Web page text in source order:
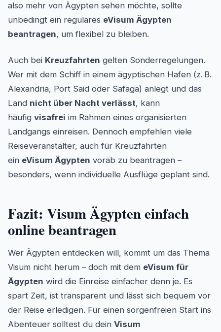
also mehr von Ägypten sehen möchte, sollte
unbedingt ein reguläres eVisum Ägypten
beantragen, um flexibel zu bleiben.
Auch bei Kreuzfahrten gelten Sonderregelungen.
Wer mit dem Schiff in einem ägyptischen Hafen (z. B.
Alexandria, Port Said oder Safaga) anlegt und das
Land nicht über Nacht verlässt, kann
häufig visafrei im Rahmen eines organisierten
Landgangs einreisen. Dennoch empfehlen viele
Reiseveranstalter, auch für Kreuzfahrten
ein eVisum Ägypten vorab zu beantragen –
besonders, wenn individuelle Ausflüge geplant sind.
Fazit: Visum Ägypten einfach
online beantragen
Wer Ägypten entdecken will, kommt um das Thema
Visum nicht herum – doch mit dem eVisum für
Ägypten wird die Einreise einfacher denn je. Es
spart Zeit, ist transparent und lässt sich bequem vor
der Reise erledigen. Für einen sorgenfreien Start ins
Abenteuer solltest du dein Visum